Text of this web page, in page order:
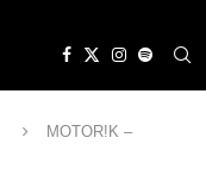
MOTOR!K –